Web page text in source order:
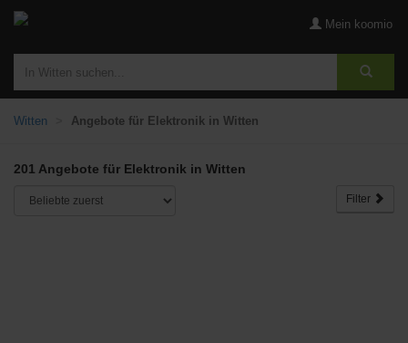
Mein koomio
Witten Angebote für Elektronik in Witten
201 Angebote für Elektronik in Witten
Filter